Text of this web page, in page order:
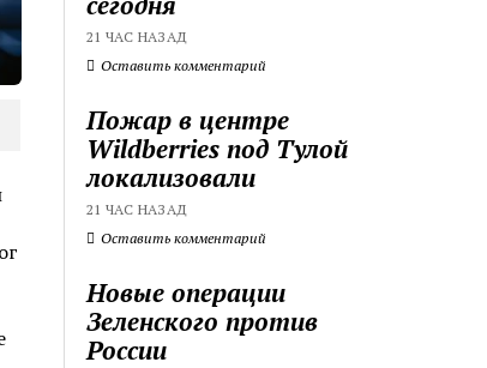
21 ЧАС НАЗАД
Оставить комментарий
Пожар в центре
Wildberries под Тулой
локализовали
21 ЧАС НАЗАД
Оставить комментарий
Новые операции
Зеленского против
России